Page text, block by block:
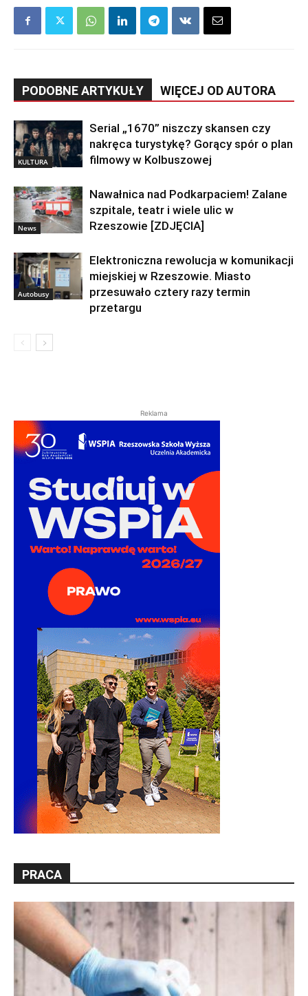
PODOBNE ARTYKUŁY WIĘCEJ OD AUTORA
KULTURA
Serial „1670” niszczy skansen czy
nakręca turystykę? Gorący spór o plan
filmowy w Kolbuszowej
News
Nawałnica nad Podkarpaciem! Zalane
szpitale, teatr i wiele ulic w
Rzeszowie [ZDJĘCIA]
Autobusy
Elektroniczna rewolucja w komunikacji
miejskiej w Rzeszowie. Miasto
przesuwało cztery razy termin
przetargu
Reklama
PRACA